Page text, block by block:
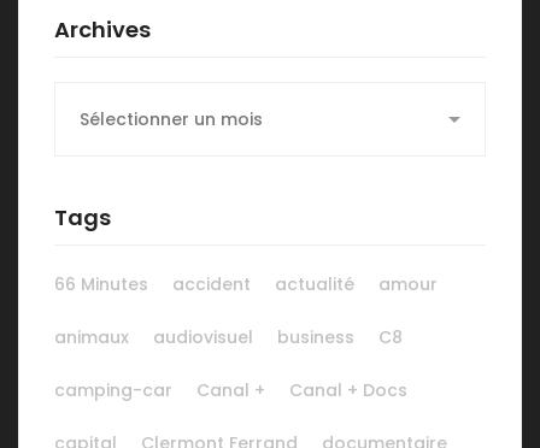
Archives
Tags
66 Minutes accident actualité amour
animaux audiovisuel business C8
camping-car Canal + Canal + Docs